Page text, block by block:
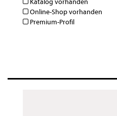
Katalog vorhanden
Online-Shop vorhanden
Premium-Profil